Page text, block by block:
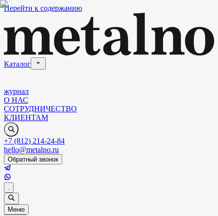
Перейти к содержанию
Каталог
журнал
О НАС
СОТРУДНИЧЕСТВО
КЛИЕНТАМ
+7 (812) 214-24-84
hello@metalno.ru
Обратный звонок
.
Меню